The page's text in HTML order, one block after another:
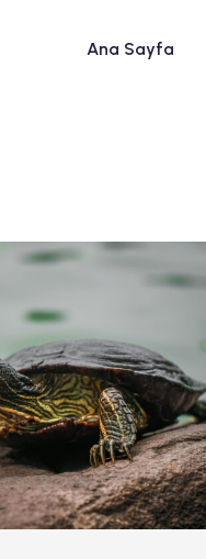
Ana Sayfa